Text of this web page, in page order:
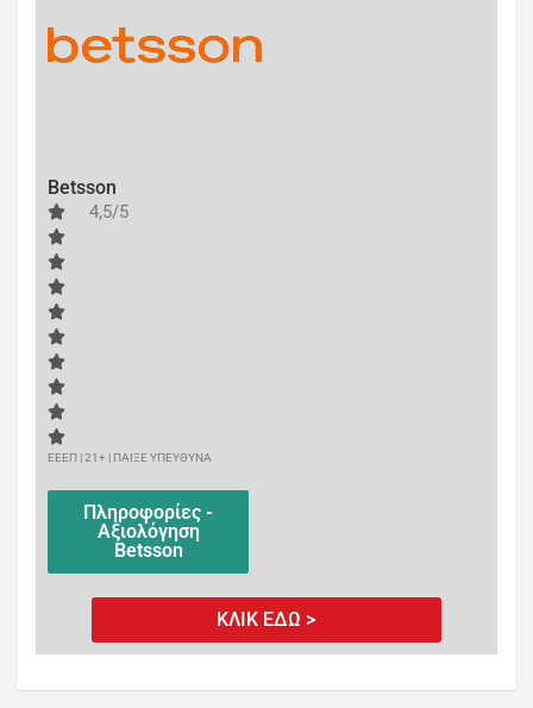
Betsson
4,5/5
ΕΕΕΠ | 21+ | ΠΑΙΞΕ ΥΠΕΥΘΥΝΑ
Πληροφορίες -
Αξιολόγηση
Betsson
ΚΛΙΚ ΕΔΩ >